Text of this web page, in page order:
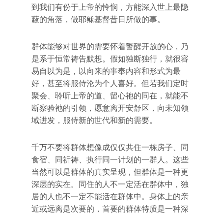
到我们有份于上帝的怜悯，方能深入世上最隐
蔽的角落，做耶稣基督昔日所做的事。
群体能够对世界的需要怀着警醒开放的心，乃
是系于恒常祷告默想。假如独断独行，就很容
易自以为是，以向来的事奉内容和形式为最
好，甚至将服侍沦为个人喜好。但若我们定时
聚会、聆听上帝的道、留心祂的同在，就能不
断察验祂的引领，愿意离开安舒区，向未知领
域进发，服侍新的世代和新的需要。
千万不要将群体想像成仅仅共住一栋房子、同
食宿、同祈祷、执行同一计划的一群人。这些
当然可以是群体的真实呈现，但群体是一种更
深层的实在。同住的人不一定活在群体中，独
居的人也不一定不能活在群体中。身体上的亲
近或远离是次要的，首要的群体特质是一种深